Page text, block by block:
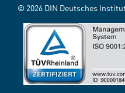
© 2026 DIN Deutsches